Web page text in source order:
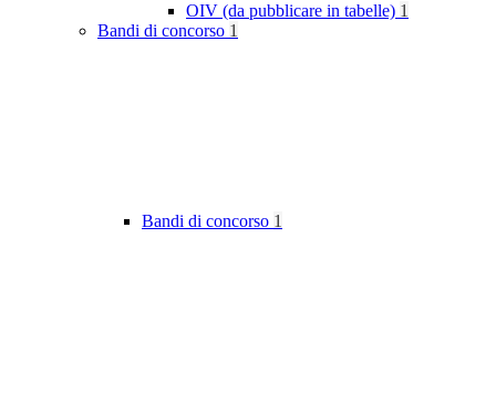
OIV (da pubblicare in tabelle) 1
Bandi di concorso 1
Bandi di concorso 1